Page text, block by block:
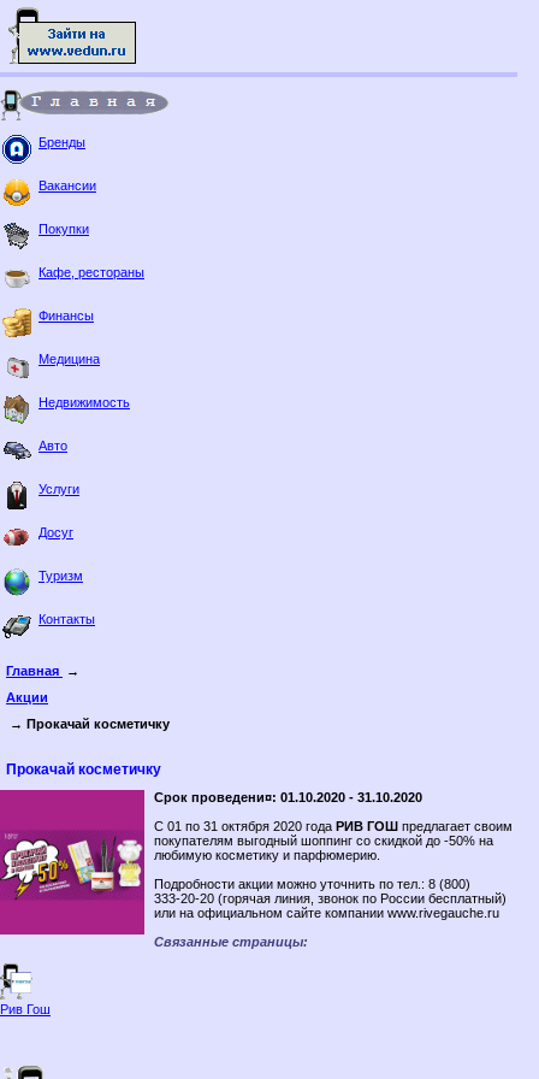
Бренды
Вакансии
Покупки
Кафе, рестораны
Финансы
Медицина
Недвижимость
Авто
Услуги
Досуг
Туризм
Контакты
Главная
→
Акции
→ Прокачай косметичку
Прокачай косметичку
Срок проведени¤: 01.10.2020 - 31.10.2020
C 01 по 31 октября 2020 года РИВ ГОШ предлагает своим
покупателям выгодный шоппинг со скидкой до -50% на
любимую косметику и парфюмерию.
Подробности акции можно уточнить по тел.: 8 (800)
333‑20‑20 (горячая линия, звонок по России бесплатный)
или на официальном сайте компании www.rivegauche.ru
Связанные страницы:
Рив Гош